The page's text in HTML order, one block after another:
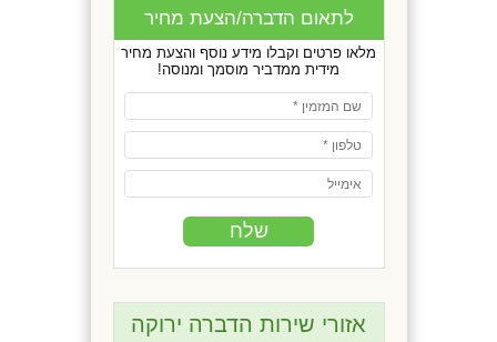
לתאום הדברה/הצעת מחיר
מלאו פרטים וקבלו מידע נוסף והצעת מחיר
מידית ממדביר מוסמך ומנוסה!
אזורי שירות הדברה ירוקה